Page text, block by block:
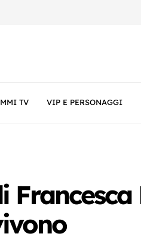
TV VIP E PERSONAGGI